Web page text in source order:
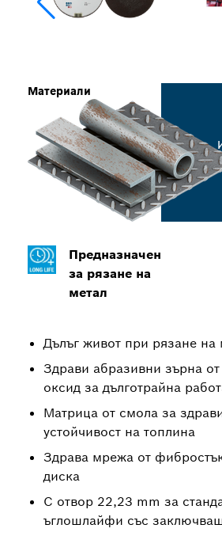
Предназначен
за рязане на
метал
Дълъг живот при рязане на
Здрави абразивни зърна
оксид за дълготрайна
Матрица от смола за
устойчивост на топлина
Здрава мрежа от
диска
С отвор 22,23 mm за
ъглошлайфи със
Материали